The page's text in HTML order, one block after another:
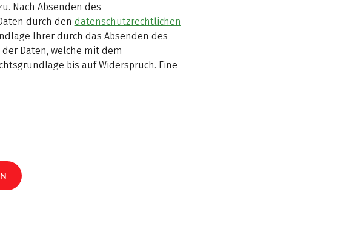
Nach Absenden des
durch den datenschutzrechtlichen
Ihrer durch das Absenden des
Daten, welche mit dem
bis auf Widerspruch. Eine